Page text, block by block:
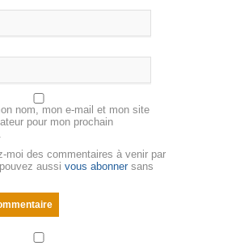
nom, mon e-mail et mon site
pour mon prochain
moi des commentaires à venir par
aussi vous abonner sans